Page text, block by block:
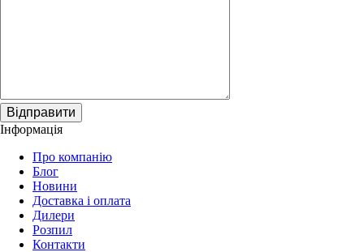
Відправити
Інформація
Про компанію
Блог
Новини
Доставка і оплата
Дилери
Розпил
Контакти